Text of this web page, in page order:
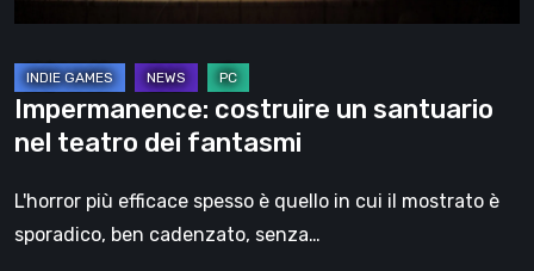
Impermanence: costruire un santuario
nel teatro dei fantasmi
L'horror più efficace spesso è quello in cui il mostrato è
sporadico, ben cadenzato, senza…